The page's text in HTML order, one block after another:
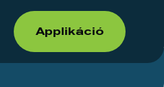
Applikáció